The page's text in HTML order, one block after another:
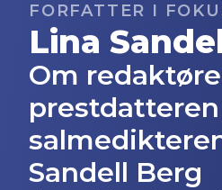
FORFATTER I
Lina
Om
Sandell Berg